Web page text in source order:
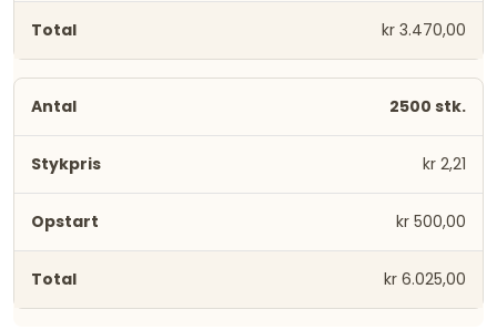
kr 3.470,00
2500 stk.
kr 2,21
kr 500,00
kr 6.025,00